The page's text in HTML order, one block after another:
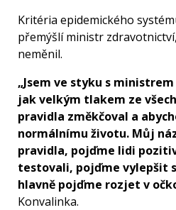
Kritéria epidemického
přemýšlí ministr
neměnil.
„Jsem ve styku s
jak velkým tlakem ze
pravidla změkčoval a
normálnímu životu. Můj
pravidla, pojďme lidi
testovali, pojďme vylepšit
hlavně pojďme rozjet v
Konvalinka.